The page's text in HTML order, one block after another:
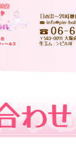
わせ